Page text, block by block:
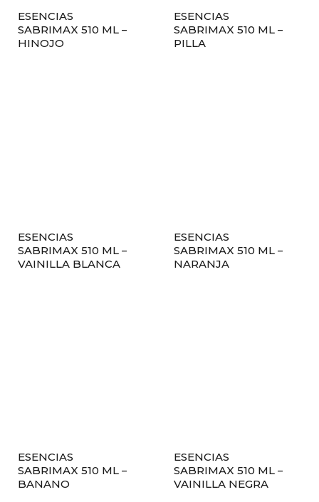
ESENCIAS
SABRIMAX 510 ML –
HINOJO
ESENCIAS
SABRIMAX 510 ML –
PILLA
ESENCIAS
SABRIMAX 510 ML –
VAINILLA BLANCA
ESENCIAS
SABRIMAX 510 ML –
NARANJA
ESENCIAS
SABRIMAX 510 ML –
BANANO
ESENCIAS
SABRIMAX 510 ML –
VAINILLA NEGRA